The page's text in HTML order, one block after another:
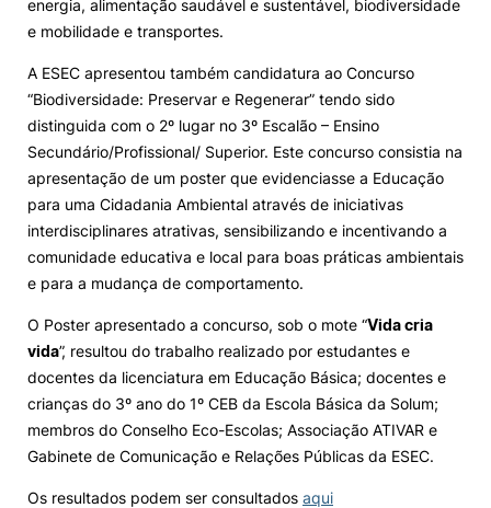
energia, alimentação saudável e sustentável, biodiversidade
e mobilidade e transportes.
A ESEC apresentou também candidatura ao Concurso
“Biodiversidade: Preservar e Regenerar” tendo sido
distinguida com o 2º lugar no 3º Escalão – Ensino
Secundário/Profissional/ Superior. Este concurso consistia na
apresentação de um poster que evidenciasse a Educação
para uma Cidadania Ambiental através de iniciativas
interdisciplinares atrativas, sensibilizando e incentivando a
comunidade educativa e local para boas práticas ambientais
e para a mudança de comportamento.
O Poster apresentado a concurso, sob o mote “Vida cria
vida”, resultou do trabalho realizado por estudantes e
docentes da licenciatura em Educação Básica; docentes e
crianças do 3º ano do 1º CEB da Escola Básica da Solum;
membros do Conselho Eco-Escolas; Associação ATIVAR e
Gabinete de Comunicação e Relações Públicas da ESEC.
Os resultados podem ser consultados aqui